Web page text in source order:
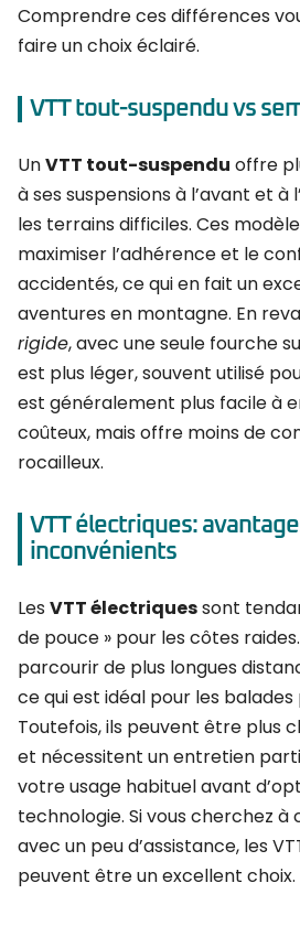
Comprendre ces différences
faire un choix éclairé.
VTT tout-suspendu vs
UnVTT tout-suspendu offre
à ses suspensions à l’avant et à
les terrains difficiles. Ces
maximiser l’adhérence et le
accidentés, ce qui en fait un
aventures en montagne. En
rigide, avec une seule fourche
est plus léger, souvent utilisé
est généralement plus facile à
coûteux, mais offre moins de
rocailleux.
VTT électriques:
inconvénients
Les VTT électriquessont
de pouce » pour les côtes
parcourir de plus longues
ce qui est idéal pour les balades
Toutefois, ils peuvent être plus
et nécessitent un entretien
votre usage habituel avant
technologie. Si vous cherchez à
avec un peu d’assistance, les
peuvent être un excellent choix.